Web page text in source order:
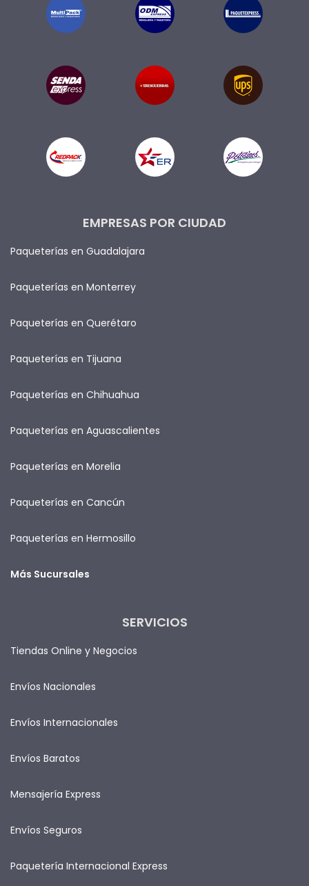
EMPRESAS POR CIUDAD
Paqueterías en Guadalajara
Paqueterías en Monterrey
Paqueterías en Querétaro
Paqueterías en Tijuana
Paqueterías en Chihuahua
Paqueterías en Aguascalientes
Paqueterías en Morelia
Paqueterías en Cancún
Paqueterías en Hermosillo
Más Sucursales
SERVICIOS
Tiendas Online y Negocios
Envíos Nacionales
Envíos Internacionales
Envíos Baratos
Mensajería Express
Envíos Seguros
Paquetería Internacional Express